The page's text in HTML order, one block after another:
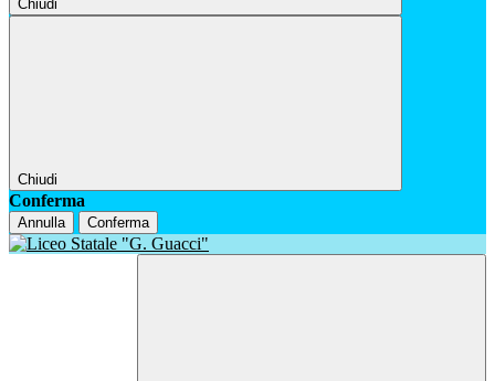
Chiudi
Chiudi
Conferma
Annulla Conferma